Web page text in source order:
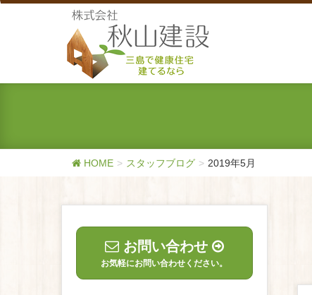
HOME スタッフブログ 2019年5月
お問い合わせ
お気軽にお問い合わせください。